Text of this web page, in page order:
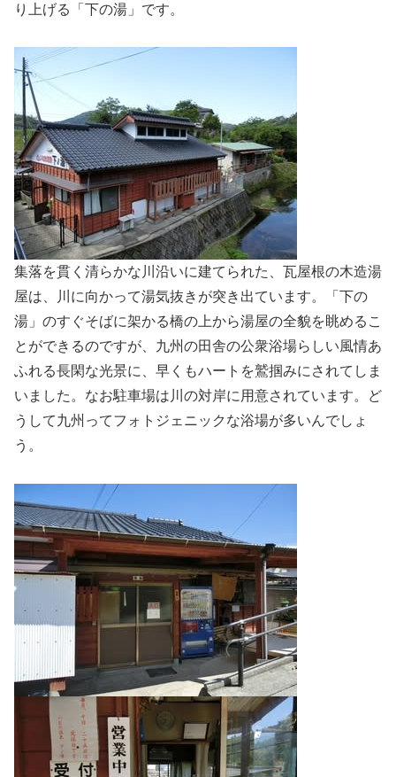
り上げる「下の湯」です。
集落を貫く清らかな川沿いに建てられた、瓦屋根の木造湯
屋は、川に向かって湯気抜きが突き出ています。「下の
湯」のすぐそばに架かる橋の上から湯屋の全貌を眺めるこ
とができるのですが、九州の田舎の公衆浴場らしい風情あ
ふれる長閑な光景に、早くもハートを鷲掴みにされてしま
いました。なお駐車場は川の対岸に用意されています。ど
うして九州ってフォトジェニックな浴場が多いんでしょ
う。